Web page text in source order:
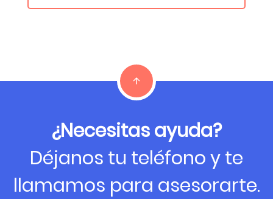
¿Necesitas ayuda?
Déjanos tu teléfono y te
llamamos para asesorarte.